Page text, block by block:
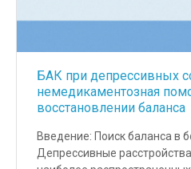
БАК при депрессивных
немедикаментозная
восстановлении баланса
Введение: Поиск баланса в
Депрессивные